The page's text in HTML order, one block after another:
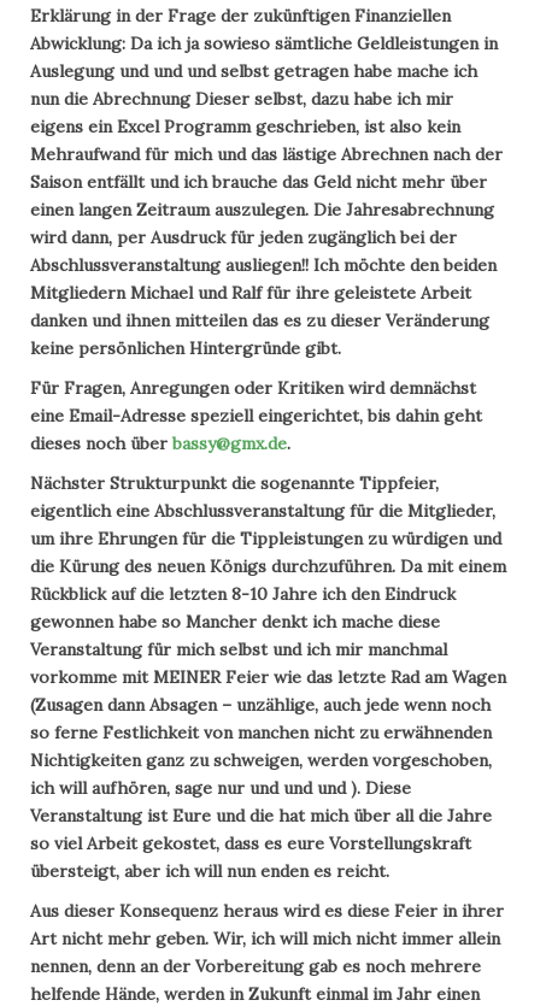
Erklärung in der Frage der zukünftigen Finanziellen
Abwicklung: Da ich ja sowieso sämtliche Geldleistungen in
Auslegung und und und selbst getragen habe mache ich
nun die Abrechnung Dieser selbst, dazu habe ich mir
eigens ein Excel Programm geschrieben, ist also kein
Mehraufwand für mich und das lästige Abrechnen nach der
Saison entfällt und ich brauche das Geld nicht mehr über
einen langen Zeitraum auszulegen. Die Jahresabrechnung
wird dann, per Ausdruck für jeden zugänglich bei der
Abschlussveranstaltung ausliegen!! Ich möchte den beiden
Mitgliedern Michael und Ralf für ihre geleistete Arbeit
danken und ihnen mitteilen das es zu dieser Veränderung
keine persönlichen Hintergründe gibt.
Für Fragen, Anregungen oder Kritiken wird demnächst
eine Email-Adresse speziell eingerichtet, bis dahin geht
dieses noch über bassy@gmx.de.
Nächster Strukturpunkt die sogenannte Tippfeier,
eigentlich eine Abschlussveranstaltung für die Mitglieder,
um ihre Ehrungen für die Tippleistungen zu würdigen und
die Kürung des neuen Königs durchzuführen. Da mit einem
Rückblick auf die letzten 8-10 Jahre ich den Eindruck
gewonnen habe so Mancher denkt ich mache diese
Veranstaltung für mich selbst und ich mir manchmal
vorkomme mit MEINER Feier wie das letzte Rad am Wagen
(Zusagen dann Absagen – unzählige, auch jede wenn noch
so ferne Festlichkeit von manchen nicht zu erwähnenden
Nichtigkeiten ganz zu schweigen, werden vorgeschoben,
ich will aufhören, sage nur und und und ). Diese
Veranstaltung ist Eure und die hat mich über all die Jahre
so viel Arbeit gekostet, dass es eure Vorstellungskraft
übersteigt, aber ich will nun enden es reicht.
Aus dieser Konsequenz heraus wird es diese Feier in ihrer
Art nicht mehr geben. Wir, ich will mich nicht immer allein
nennen, denn an der Vorbereitung gab es noch mehrere
helfende Hände, werden in Zukunft einmal im Jahr einen